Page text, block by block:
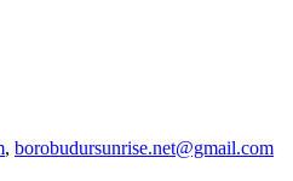
, borobudursunrise.net@gmail.com